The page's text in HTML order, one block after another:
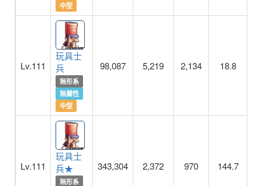
中型
Lv.111
玩具士
兵
無形系
無屬性
中型
98,087 5,219 2,134 18.8
Lv.111
玩具士
兵★
無形系
343,304 2,372 970 144.7